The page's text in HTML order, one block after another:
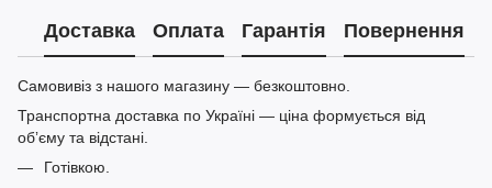
Доставка Оплата Гарантія Повернення
Самовивіз з нашого магазину — безкоштовно.
Транспортна доставка по Україні — ціна формується від
обʼєму та відстані.
Готівкою.